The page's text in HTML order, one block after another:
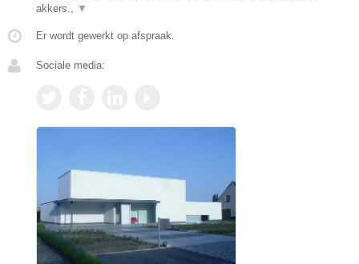
akkers.,
▼
Er wordt gewerkt op afspraak.
Sociale media: